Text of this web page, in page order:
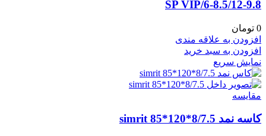
6-8.5/12-9.8/SP VIP
0 تومان
افزودن به علاقه مندی
افزودن به سبد خرید
نمایش سریع
مقايسه
کاسه نمد simrit 85*120*8/7.5